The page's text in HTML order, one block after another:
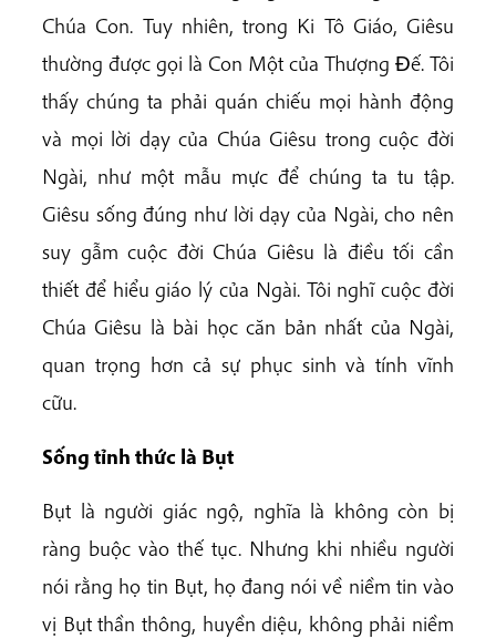
Chúa Con. Tuy nhiên, trong Ki Tô Giáo, Giêsu
thường được gọi là Con Một của Thượng Ðế. Tôi
thấy chúng ta phải quán chiếu mọi hành động
và mọi lời dạy của Chúa Giêsu trong cuộc đời
Ngài, như một mẫu mực để chúng ta tu tập.
Giêsu sống đúng như lời dạy của Ngài, cho nên
suy gẫm cuộc đời Chúa Giêsu là điều tối cần
thiết để hiểu giáo lý của Ngài. Tôi nghĩ cuộc đời
Chúa Giêsu là bài học căn bản nhất của Ngài,
quan trọng hơn cả sự phục sinh và tính vĩnh
cữu.
Sống tỉnh thức là Bụt
Bụt là người giác ngộ, nghĩa là không còn bị
ràng buộc vào thế tục. Nhưng khi nhiều người
nói rằng họ tin Bụt, họ đang nói về niềm tin vào
vị Bụt thần thông, huyền diệu, không phải niềm